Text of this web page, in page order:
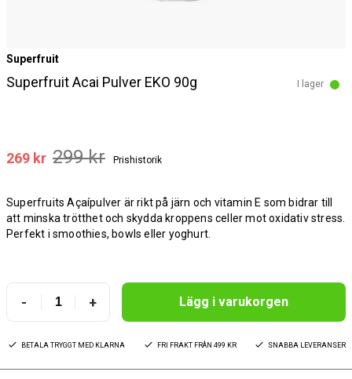
Superfruit
Superfruit Acai Pulver EKO 90g I lager
269 kr 299 kr Prishistorik
Superfruits Açaípulver är rikt på järn och vitamin E som bidrar till
att minska trötthet och skydda kroppens celler mot oxidativ stress.
Perfekt i smoothies, bowls eller yoghurt.
- + Lägg i varukorgen
BETALA TRYGGT MED KLARNA FRI FRAKT FRÅN 499 KR SNABBA LEVERANSER